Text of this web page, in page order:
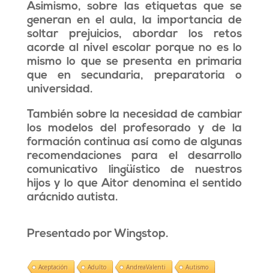
Asimismo, sobre las etiquetas que se
generan en el aula, la importancia de
soltar prejuicios, abordar los retos
acorde al nivel escolar porque no es lo
mismo lo que se presenta en primaria
que en secundaria, preparatoria o
universidad.
También sobre la necesidad de cambiar
los modelos del profesorado y de la
formación continua así como de algunas
recomendaciones para el desarrollo
comunicativo lingüístico de nuestros
hijos y lo que Aitor denomina el sentido
arácnido autista.
Presentado por Wingstop.
Aceptación Adulto AndreaValenti Autismo